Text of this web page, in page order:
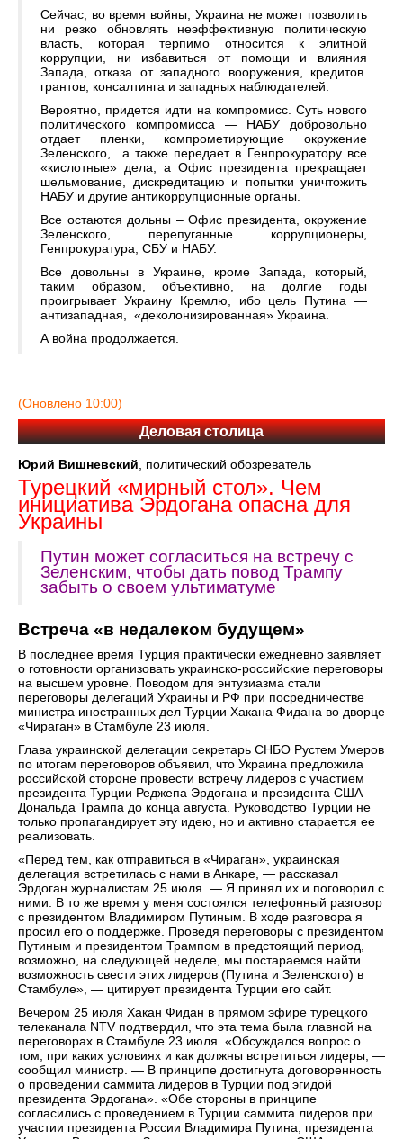
Сейчас, во время войны, Украина не может позволить
ни резко обновлять неэффективную политическую
власть, которая терпимо относится к элитной
коррупции, ни избавиться от помощи и влияния
Запада, отказа от западного вооружения, кредитов.
грантов, консалтинга и западных наблюдателей.
Вероятно, придется идти на компромисс. Суть нового
политического компромисса — НАБУ добровольно
отдает пленки, компрометирующие окружение
Зеленского, а также передает в Генпрокуратору все
«кислотные» дела, а Офис президента прекращает
шельмование, дискредитацию и попытки уничтожить
НАБУ и другие антикоррупционные органы.
Все остаются дольны – Офис президента, окружение
Зеленского, перепуганные коррупционеры,
Генпрокуратура, СБУ и НАБУ.
Все довольны в Украине, кроме Запада, который,
таким образом, объективно, на долгие годы
проигрывает Украину Кремлю, ибо цель Путина —
антизападная, «деколонизированная» Украина.
А война продолжается.
(Оновлено 10:00)
Деловая столица
Юрий Вишневский, политический обозреватель
Турецкий «мирный стол». Чем
инициатива Эрдогана опасна для
Украины
Путин может согласиться на встречу с
Зеленским, чтобы дать повод Трампу
забыть о своем ультиматуме
Встреча «в недалеком будущем»
В последнее время Турция практически ежедневно заявляет
о готовности организовать украинско-российские переговоры
на высшем уровне. Поводом для энтузиазма стали
переговоры делегаций Украины и РФ при посредничестве
министра иностранных дел Турции Хакана Фидана во дворце
«Чираган» в Стамбуле 23 июля.
Глава украинской делегации секретарь СНБО Рустем Умеров
по итогам переговоров объявил, что Украина предложила
российской стороне провести встречу лидеров с участием
президента Турции Реджепа Эрдогана и президента США
Дональда Трампа до конца августа. Руководство Турции не
только пропагандирует эту идею, но и активно старается ее
реализовать.
«Перед тем, как отправиться в «Чираган», украинская
делегация встретилась с нами в Анкаре, — рассказал
Эрдоган журналистам 25 июля. — Я принял их и поговорил с
ними. В то же время у меня состоялся телефонный разговор
с президентом Владимиром Путиным. В ходе разговора я
просил его о поддержке. Проведя переговоры с президентом
Путиным и президентом Трампом в предстоящий период,
возможно, на следующей неделе, мы постараемся найти
возможность свести этих лидеров (Путина и Зеленского) в
Стамбуле», — цитирует президента Турции его сайт.
Вечером 25 июля Хакан Фидан в прямом эфире турецкого
телеканала NTV подтвердил, что эта тема была главной на
переговорах в Стамбуле 23 июля. «Обсуждался вопрос о
том, при каких условиях и как должны встретиться лидеры, —
сообщил министр. — В принципе достигнута договоренность
о проведении саммита лидеров в Турции под эгидой
президента Эрдогана». «Обе стороны в принципе
согласились с проведением в Турции саммита лидеров при
участии президента России Владимира Путина, президента